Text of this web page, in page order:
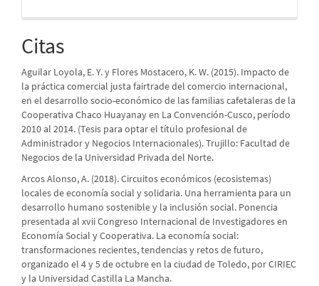
Citas
Aguilar Loyola, E. Y. y Flores Mostacero, K. W. (2015). Impacto de
la práctica comercial justa fairtrade del comercio internacional,
en el desarrollo socio-económico de las familias cafetaleras de la
Cooperativa Chaco Huayanay en La Convención-Cusco, período
2010 al 2014. (Tesis para optar el título profesional de
Administrador y Negocios Internacionales). Trujillo: Facultad de
Negocios de la Universidad Privada del Norte.
Arcos Alonso, A. (2018). Circuitos económicos (ecosistemas)
locales de economía social y solidaria. Una herramienta para un
desarrollo humano sostenible y la inclusión social. Ponencia
presentada al xvii Congreso Internacional de Investigadores en
Economía Social y Cooperativa. La economía social:
transformaciones recientes, tendencias y retos de futuro,
organizado el 4 y 5 de octubre en la ciudad de Toledo, por CIRIEC
y la Universidad Castilla La Mancha.